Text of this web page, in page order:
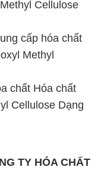
Cellulose
cấp hóa chất
Methyl
chất Hóa chất
Cellulose Dạng
TY HÓA CHẤT